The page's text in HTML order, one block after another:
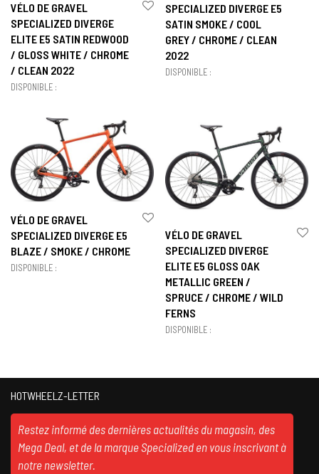
VÉLO DE GRAVEL
SPECIALIZED DIVERGE
ELITE E5 SATIN REDWOOD
/ GLOSS WHITE / CHROME
/ CLEAN 2022
DISPONIBLE :
SPECIALIZED DIVERGE E5
SATIN SMOKE / COOL
GREY / CHROME / CLEAN
2022
DISPONIBLE :
VÉLO DE GRAVEL
SPECIALIZED DIVERGE E5
BLAZE / SMOKE / CHROME
DISPONIBLE :
VÉLO DE GRAVEL
SPECIALIZED DIVERGE
ELITE E5 GLOSS OAK
METALLIC GREEN /
SPRUCE / CHROME / WILD
FERNS
DISPONIBLE :
HOTWHEELZ-LETTER
Restez informé des dernières actualités du magasin, des
Mega Deal, et de la marque Specialized en vous inscrivant à
notre newsletter.